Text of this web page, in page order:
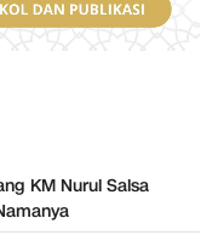
KM Nurul Salsa